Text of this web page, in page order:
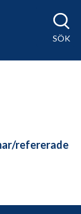
SÖK
refererade